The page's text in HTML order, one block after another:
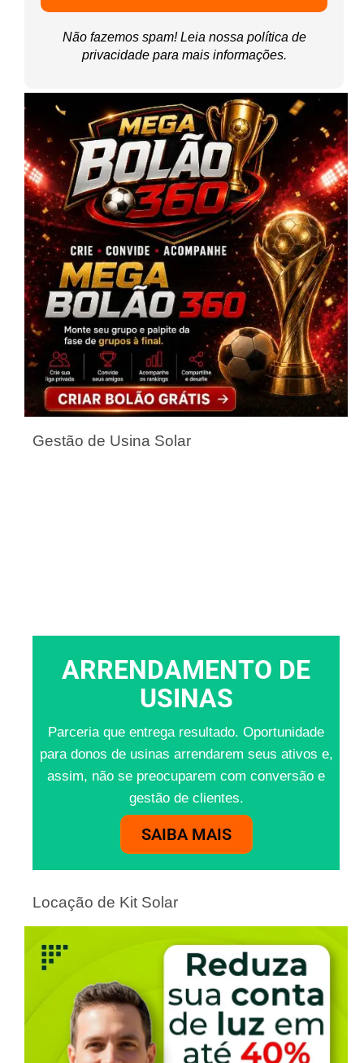
Não fazemos spam! Leia nossa política de
privacidadepara mais informações.
Gestão de Usina Solar
ARRENDAMENTO DE
USINAS
Parceria que entrega resultado. Oportunidade
para donos de usinas arrendarem seus ativos e,
assim, não se preocuparem com conversão e
gestão de clientes.
SAIBA MAIS
Locação de Kit Solar